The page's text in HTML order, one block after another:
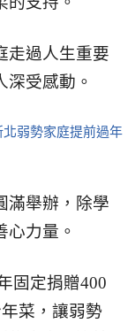
走過人生重要
深受感動。
滿舉辦，除學
心力量。
固定捐贈400
菜，讓弱勢